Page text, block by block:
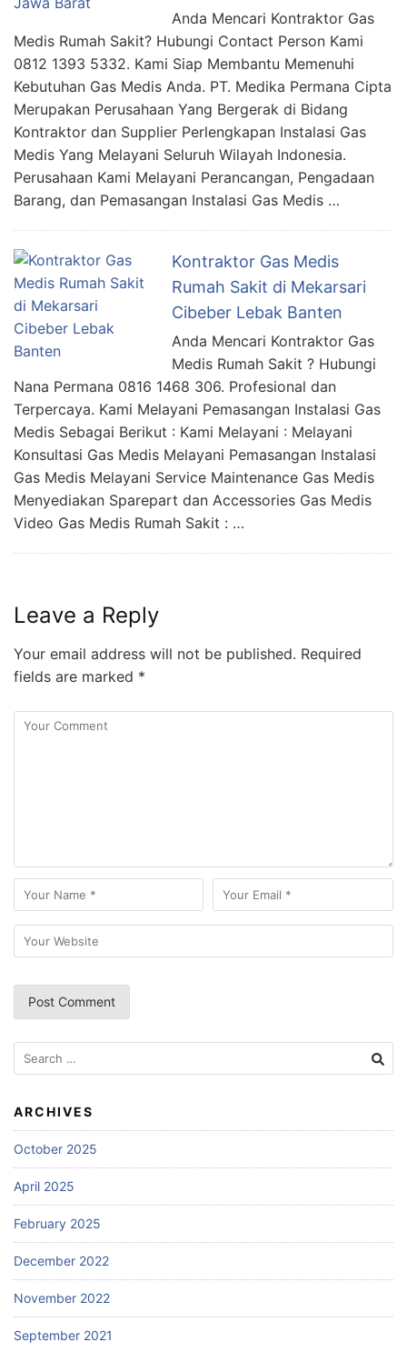
Anda Mencari Kontraktor Gas
Medis Rumah Sakit? Hubungi Contact Person Kami
0812 1393 5332. Kami Siap Membantu Memenuhi
Kebutuhan Gas Medis Anda. PT. Medika Permana Cipta
Merupakan Perusahaan Yang Bergerak di Bidang
Kontraktor dan Supplier Perlengkapan Instalasi Gas
Medis Yang Melayani Seluruh Wilayah Indonesia.
Perusahaan Kami Melayani Perancangan, Pengadaan
Barang, dan Pemasangan Instalasi Gas Medis …
Kontraktor Gas Medis
Rumah Sakit di Mekarsari
Cibeber Lebak Banten
Anda Mencari Kontraktor Gas
Medis Rumah Sakit ? Hubungi
Nana Permana 0816 1468 306. Profesional dan
Terpercaya. Kami Melayani Pemasangan Instalasi Gas
Medis Sebagai Berikut : Kami Melayani : Melayani
Konsultasi Gas Medis Melayani Pemasangan Instalasi
Gas Medis Melayani Service Maintenance Gas Medis
Menyediakan Sparepart dan Accessories Gas Medis
Video Gas Medis Rumah Sakit : …
Leave a Reply
Your email address will not be published. Required
fields are marked *
Search
for:
ARCHIVES
October 2025
April 2025
February 2025
December 2022
November 2022
September 2021